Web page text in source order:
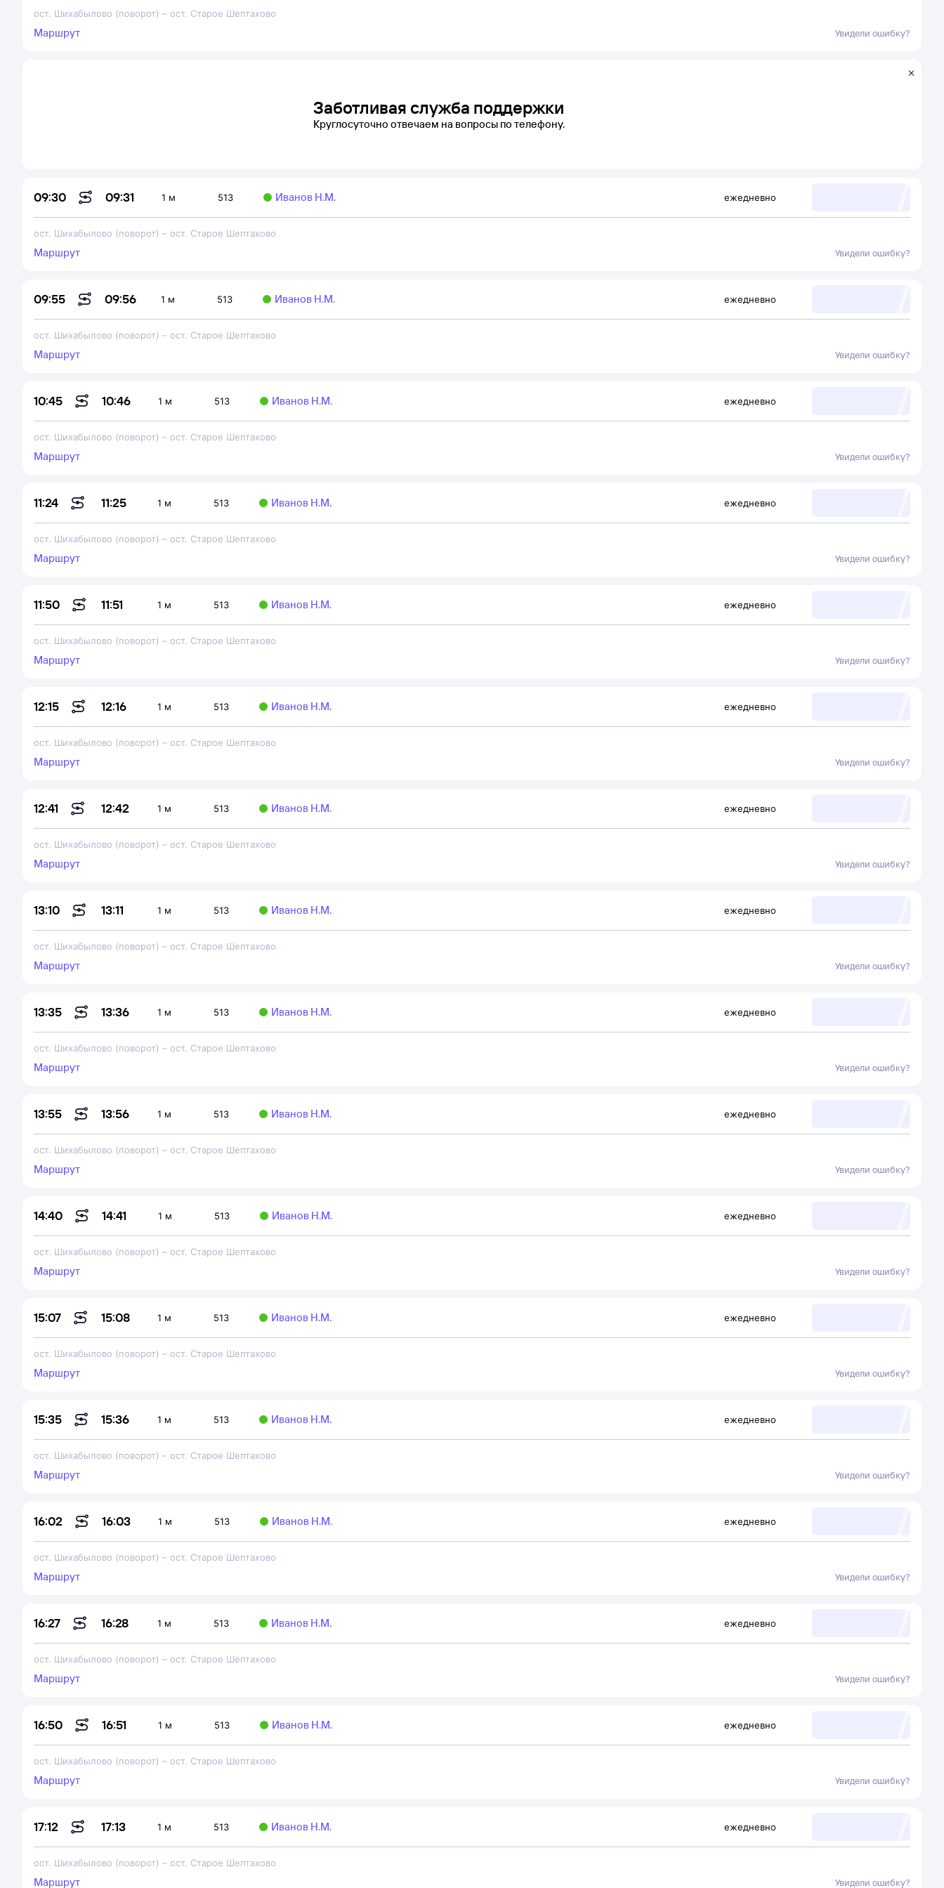
ост. Шихабылово (поворот) – ост. Старое Шептахово
Маршрут Увидели ошибку?
Заботливая служба поддержки
Круглосуточно отвечаем на вопросы по телефону.
09:30 09:31 1 м 513 Иванов Н.М. ежедневно
ост. Шихабылово (поворот) – ост. Старое Шептахово
Маршрут Увидели ошибку?
09:55 09:56 1 м 513 Иванов Н.М. ежедневно
ост. Шихабылово (поворот) – ост. Старое Шептахово
Маршрут Увидели ошибку?
10:45 10:46 1 м 513 Иванов Н.М. ежедневно
ост. Шихабылово (поворот) – ост. Старое Шептахово
Маршрут Увидели ошибку?
11:24 11:25 1 м 513 Иванов Н.М. ежедневно
ост. Шихабылово (поворот) – ост. Старое Шептахово
Маршрут Увидели ошибку?
11:50 11:51 1 м 513 Иванов Н.М. ежедневно
ост. Шихабылово (поворот) – ост. Старое Шептахово
Маршрут Увидели ошибку?
12:15 12:16 1 м 513 Иванов Н.М. ежедневно
ост. Шихабылово (поворот) – ост. Старое Шептахово
Маршрут Увидели ошибку?
12:41 12:42 1 м 513 Иванов Н.М. ежедневно
ост. Шихабылово (поворот) – ост. Старое Шептахово
Маршрут Увидели ошибку?
13:10 13:11 1 м 513 Иванов Н.М. ежедневно
ост. Шихабылово (поворот) – ост. Старое Шептахово
Маршрут Увидели ошибку?
13:35 13:36 1 м 513 Иванов Н.М. ежедневно
ост. Шихабылово (поворот) – ост. Старое Шептахово
Маршрут Увидели ошибку?
13:55 13:56 1 м 513 Иванов Н.М. ежедневно
ост. Шихабылово (поворот) – ост. Старое Шептахово
Маршрут Увидели ошибку?
14:40 14:41 1 м 513 Иванов Н.М. ежедневно
ост. Шихабылово (поворот) – ост. Старое Шептахово
Маршрут Увидели ошибку?
15:07 15:08 1 м 513 Иванов Н.М. ежедневно
ост. Шихабылово (поворот) – ост. Старое Шептахово
Маршрут Увидели ошибку?
15:35 15:36 1 м 513 Иванов Н.М. ежедневно
ост. Шихабылово (поворот) – ост. Старое Шептахово
Маршрут Увидели ошибку?
16:02 16:03 1 м 513 Иванов Н.М. ежедневно
ост. Шихабылово (поворот) – ост. Старое Шептахово
Маршрут Увидели ошибку?
16:27 16:28 1 м 513 Иванов Н.М. ежедневно
ост. Шихабылово (поворот) – ост. Старое Шептахово
Маршрут Увидели ошибку?
16:50 16:51 1 м 513 Иванов Н.М. ежедневно
ост. Шихабылово (поворот) – ост. Старое Шептахово
Маршрут Увидели ошибку?
17:12 17:13 1 м 513 Иванов Н.М. ежедневно
ост. Шихабылово (поворот) – ост. Старое Шептахово
Маршрут Увидели ошибку?